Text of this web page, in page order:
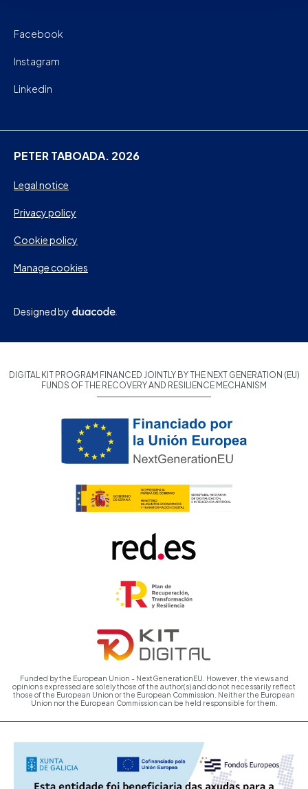
Facebook
Instagram
Linkedin
PETER TABOADA. 2026
Legal notice
Privacy policy
Cookie policy
Manage cookies
Designed by
DIGITAL KIT PROGRAM FINANCED JOINTLY BY THE NEXT GENERATION (EU)
FUNDS OF THE RECOVERY AND RESILIENCE MECHANISM
Funded by the European Union - NextGenerationEU. However, the views and
opinions expressed are solely those of the author(s) and do not necessarily reflect
those of the European Union or the European Commission. Neither the European
Union nor the European Commission can be held responsible for them.